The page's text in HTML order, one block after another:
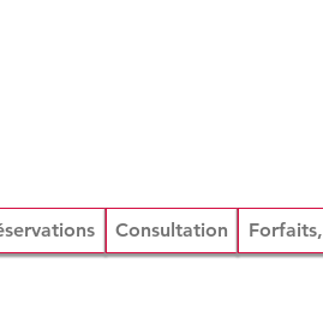
Consultation